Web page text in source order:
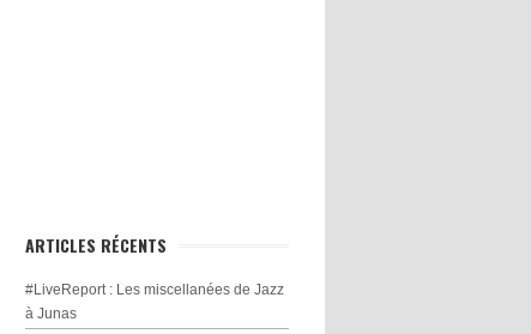
ARTICLES RÉCENTS
#LiveReport : Les miscellanées de Jazz
à Junas